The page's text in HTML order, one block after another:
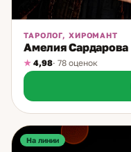
ТАРОЛОГ, ХИРОМАНТ
Амелия Сардарова
4,98· 78 оценок
На линии